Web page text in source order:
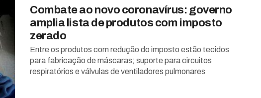
Combate ao novo coronavírus: governo
amplia lista de produtos com imposto
zerado
Entre os produtos com redução do imposto estão tecidos
para fabricação de máscaras; suporte para circuitos
respiratórios e válvulas de ventiladores pulmonares